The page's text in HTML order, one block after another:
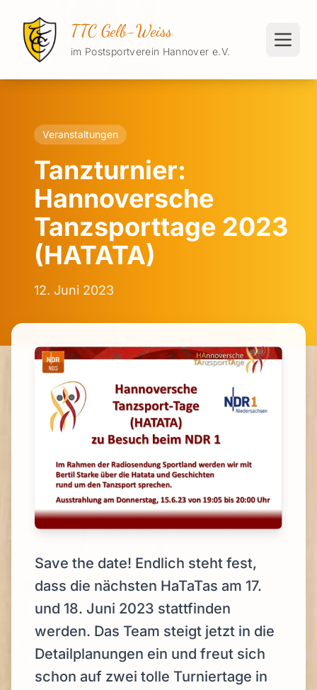
TTC Gelb-Weiss
im Postsportverein Hannover e.V.
Veranstaltungen
Tanzturnier:
Hannoversche
Tanzsporttage 2023
(HATATA)
12. Juni 2023
Save the date! Endlich steht fest,
dass die nächsten HaTaTas am 17.
und 18. Juni 2023 stattfinden
werden. Das Team steigt jetzt in die
Detailplanungen ein und freut sich
schon auf zwei tolle Turniertage in